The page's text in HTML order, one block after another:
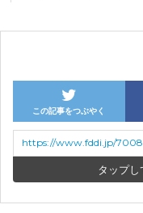
この記事をつぶやく
https://www.fddi.jp/7008